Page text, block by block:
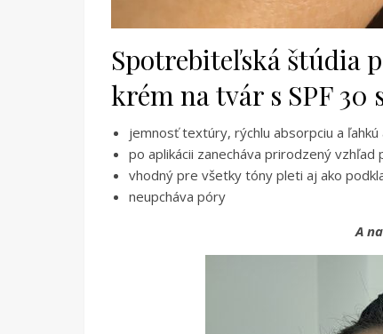
Spotrebiteľská štúdia
krém na tvár s SPF 30
jemnosť textúry, rýchlu absorpciu a ľahkú
po aplikácii zanecháva prirodzený
vhodný pre všetky tóny pleti aj ako
neupcháva póry
A